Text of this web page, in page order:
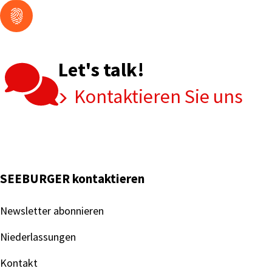
Let's talk!
Kontaktieren Sie uns
SEEBURGER kontaktieren
Newsletter abonnieren
Niederlassungen
Kontakt